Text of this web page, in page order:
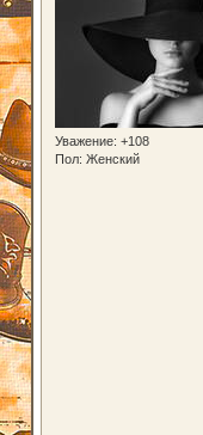
Уважение: +108
Пол: Женский